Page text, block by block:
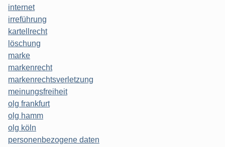
internet
irreführung
kartellrecht
löschung
marke
markenrecht
markenrechtsverletzung
meinungsfreiheit
olg frankfurt
olg hamm
olg köln
personenbezogene daten